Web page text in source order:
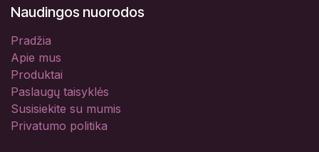
Naudingos nuorodos
Pradžia
Apie mus
Produktai
Paslaugų taisyklės
Susisiekite su mumis
Privatumo politika